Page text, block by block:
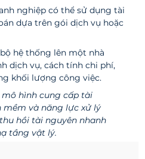
nghiệp có thể sử dụng tài
dựa trên gói dịch vụ hoặc
hệ thống lên một nhà
dịch vụ, cách tính chi phí,
khối lượng công việc.
hình cung cấp tài
mềm và năng lực xử lý
hồi tài nguyên nhanh
tầng vật lý.